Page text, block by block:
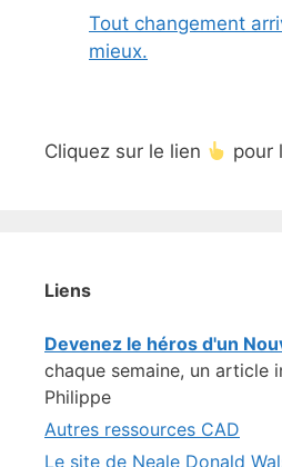
Tout changement
mieux.
Cliquez sur le lien pour
Liens
Devenez le héros d'un
chaque semaine, un article
Philippe
Autres ressources CAD
Le site de Neale Donald